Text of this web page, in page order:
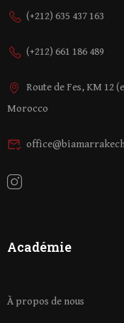
(+212) 635 437 163
(+212) 661 186 489
Route de Fes, KM 12
Morocco
Académie
À propos de nous